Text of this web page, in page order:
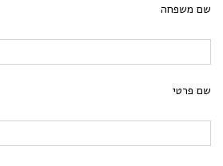
שם משפחה
שם פרטי